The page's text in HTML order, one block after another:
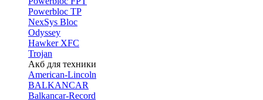
Powerbloc TP
NexSys Bloc
Odyssey
Hawker XFC
Trojan
Акб для техники
American-Lincoln
BALKANCAR
Balkancar-Record